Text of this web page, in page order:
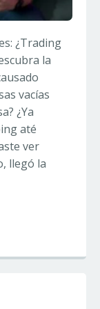
¿Trading
la
vacías
¿Ya
até
ver
llegó la